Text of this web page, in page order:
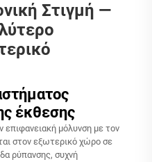
Στιγμή —
έκθεσης
μόλυνση με τον
στον εξωτερικό χώρο σε
ρύπανσης, συχνή